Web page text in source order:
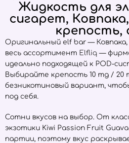
Жидкость для
сигарет,
крепость,
Оригинальный elf bar —
весь ассортимент Elfliq —
идеально подходящей к POD-
Выбирайте крепость 10 mg / 20
безникотиновый вариант,
под себя.
Сотни вкусов на выбор. От
экзотики Kiwi Passion Fruit
партии, поэтому вкус